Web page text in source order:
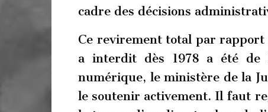
cadre des décisions
Ce revirement total par
a interdit dès 1978 a été de
numérique, le ministère de la
le soutenir activement. Il faut